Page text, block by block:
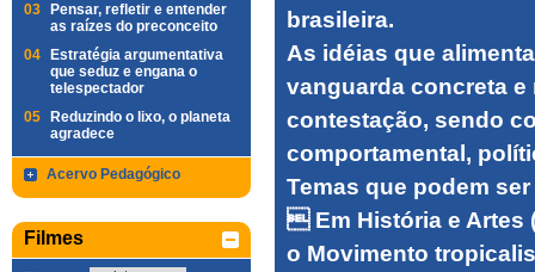
03
Pensar, refletir e entender
as raízes do preconceito
04
Estratégia argumentativa
que seduz e engana o
telespectador
05
Reduzindo o lixo, o planeta
agradece
Acervo Pedagógico
Filmes
brasileira.
As idéias que
vanguarda concreta
contestação, sendo
comportamental,
Temas que podem
 Em História e Artes
o Movimento